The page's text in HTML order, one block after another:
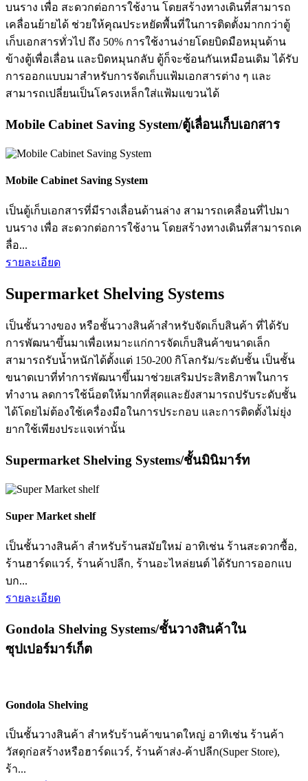
บนราง เพื่อ สะดวกต่อการใช้งาน โดยสร้างทางเดินที่สามารถ
เคลื่อนย้ายได้ ช่วยให้คุณประหยัดพื้นที่ในการติดตั้งมากกว่าตู้
เก็บเอกสารทั่วไป ถึง 50% การใช้งานง่ายโดยบิดมือหมุนด้าน
ข้างตู้เพื่อเลื่อน และบิดหมุนกลับ ตู้ก็จะซ้อนกันเหมือนเดิม ได้รับ
การออกแบบมาสำหรับการจัดเก็บแฟ้มเอกสารต่าง ๆ และ
สามารถเปลี่ยนเป็นโครงเหล็กใส่แฟ้มแขวนได้
Mobile Cabinet Saving System/ตู้เลื่อนเก็บเอกสาร
Mobile Cabinet Saving System
เป็นตู้เก็บเอกสารที่มีรางเลื่อนด้านล่าง สามารถเคลื่อนที่ไปมา
บนราง เพื่อ สะดวกต่อการใช้งาน โดยสร้างทางเดินที่สามารถเค
ลื่อ...
รายละเอียด
Supermarket Shelving Systems
เป็นชั้นวางของ หรือชั้นวางสินค้าสำหรับจัดเก็บสินค้า ที่ได้รับ
การพัฒนาขึ้นมาเพื่อเหมาะแก่การจัดเก็บสินค้าขนาดเล็ก
สามารถรับน้ำหนักได้ตั้งแต่ 150-200 กิโลกรัม/ระดับชั้น เป็นชั้น
ขนาดเบาที่ทำการพัฒนาขึ้นมาช่วยเสริมประสิทธิภาพในการ
ทำงาน ลดการใช้น็อตให้มากที่สุดและยังสามารถปรับระดับชั้น
ได้โดยไม่ต้องใช้เครื่องมือในการประกอบ และการติดตั้งไม่ยุ่ง
ยากใช้เพียงประแจเท่านั้น
Supermarket Shelving Systems/ชั้นมินิมาร์ท
Super Market shelf
เป็นชั้นวางสินค้า สำหรับร้านสมัยใหม่ อาทิเช่น ร้านสะดวกซื้อ,
ร้านฮาร์ดแวร์, ร้านค้าปลีก, ร้านอะไหล่ยนต์ ได้รับการออกแบ
บก...
รายละเอียด
Gondola Shelving Systems/ชั้นวางสินค้าใน
ซุปเปอร์มาร์เก็ต